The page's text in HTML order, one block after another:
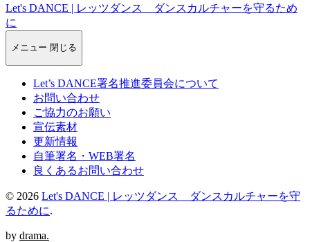
Let's DANCE | レッツダンス ダンスカルチャーを守るため
に
メニュー 閉じる
Let’s DANCE署名推進委員会について
お問い合わせ
ご協力のお願い
宣伝素材
更新情報
自筆署名・WEB署名
良くあるお問い合わせ
© 2026 Let's DANCE | レッツダンス ダンスカルチャーを守
るために.
by drama.